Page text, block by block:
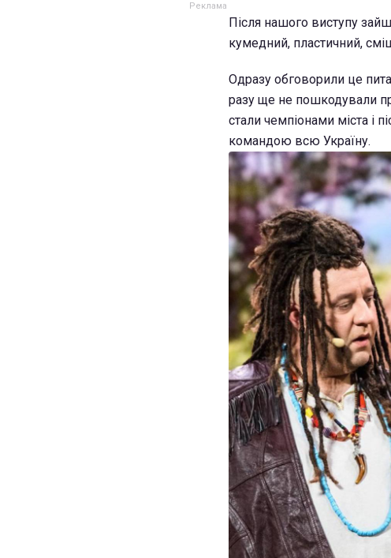
Після нашого виступу
кумедний, пластичний,
Одразу обговорили це
разу ще не пошкодували
стали чемпіонами міста і
командою всю Україну.